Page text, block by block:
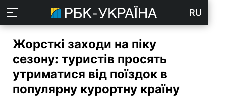
RU
Жорсткі заходи на піку
сезону: туристів просять
утриматися від поїздок в
популярну курортну країну